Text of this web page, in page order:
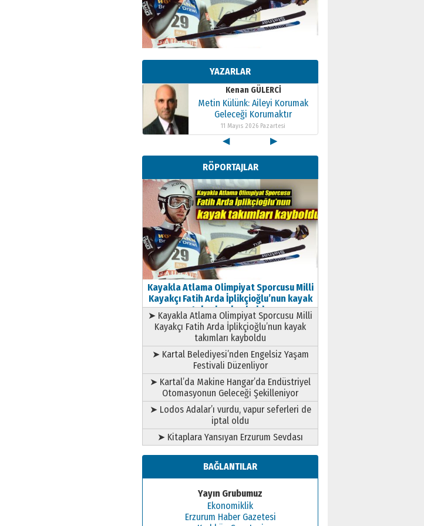
YAZARLAR
Kenan GÜLERCİ
Metin Külünk: Aileyi Korumak
Geleceği Korumaktır
11 Mayıs 2026 Pazartesi
Kenan GÜLERCİ
Metin Külünk: Aileyi Korumak
Geleceği Korumaktır
11 Mayıs 2026 Pazartesi
Kenan GÜLERCİ
Metin Külünk: Aileyi Korumak
Geleceği Korumaktır
11 Mayıs 2026 Pazartesi
◀ ▶
RÖPORTAJLAR
Kayakla Atlama Olimpiyat Sporcusu Milli
Kayakçı Fatih Arda İplikçioğlu’nun kayak
takımları kayboldu
➤ Kayakla Atlama Olimpiyat Sporcusu Milli
Kayakçı Fatih Arda İplikçioğlu’nun kayak
takımları kayboldu
➤ Kartal Belediyesi’nden Engelsiz Yaşam
Festivali Düzenliyor
➤ Kartal’da Makine Hangar’da Endüstriyel
Otomasyonun Geleceği Şekilleniyor
➤ Lodos Adalar’ı vurdu, vapur seferleri de
iptal oldu
➤ Kitaplara Yansıyan Erzurum Sevdası
BAĞLANTILAR
Yayın Grubumuz
Ekonomiklik
Erzurum Haber Gazetesi